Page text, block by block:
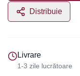
Distribuie
Livrare
1-3 zile lucrătoare